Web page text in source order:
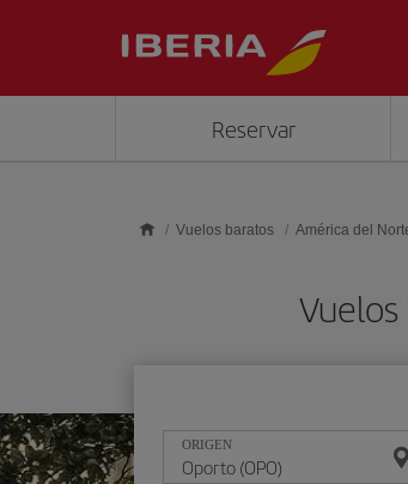
Reservar
Vuelos baratos América del
ORIGEN